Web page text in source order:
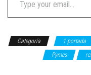
Categoría 1 portada
Pymes